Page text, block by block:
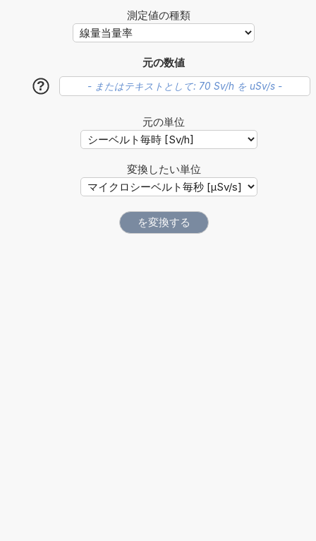
測定値の種類
元の数値
?
元の単位
変換したい単位